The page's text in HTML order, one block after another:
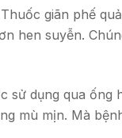
giãn phế
hen suyễn.
sử dụng qua
mù mịn. Mà